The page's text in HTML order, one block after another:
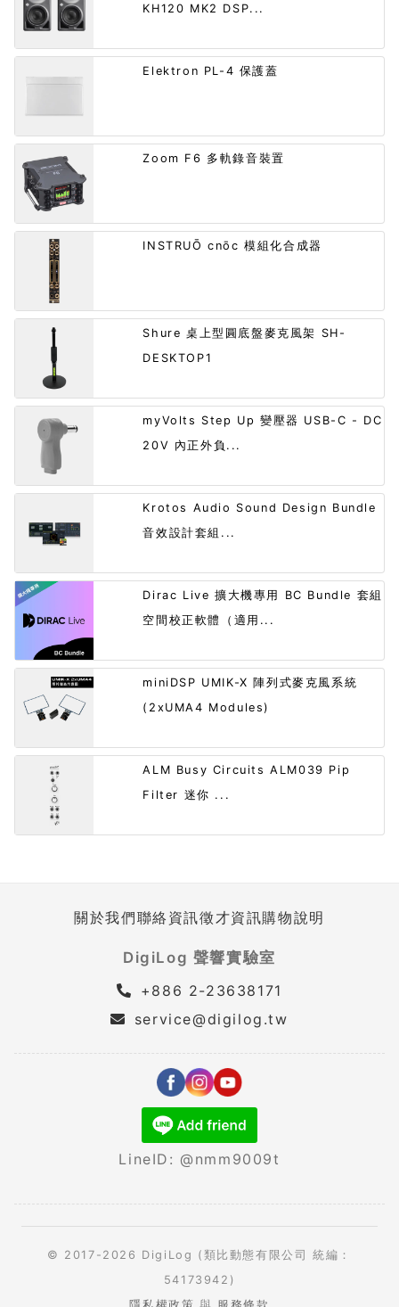
KH120 MK2 DSP...
Elektron PL-4 保護蓋
Zoom F6 多軌錄音裝置
INSTRUŌ cnōc 模組化合成器
Shure 桌上型圓底盤麥克風架 SH-
DESKTOP1
myVolts Step Up 變壓器 USB-C - DC
20V 內正外負...
Krotos Audio Sound Design Bundle
音效設計套組...
Dirac Live 擴大機專用 BC Bundle 套組
空間校正軟體（適用...
miniDSP UMIK-X 陣列式麥克風系統
(2xUMA4 Modules)
ALM Busy Circuits ALM039 Pip
Filter 迷你 ...
關於我們聯絡資訊徵才資訊購物說明
DigiLog 聲響實驗室
+886 2-23638171
service@digilog.tw
LineID: @nmm9009t
© 2017-2026 DigiLog (類比動態有限公司 統編：
54173942)